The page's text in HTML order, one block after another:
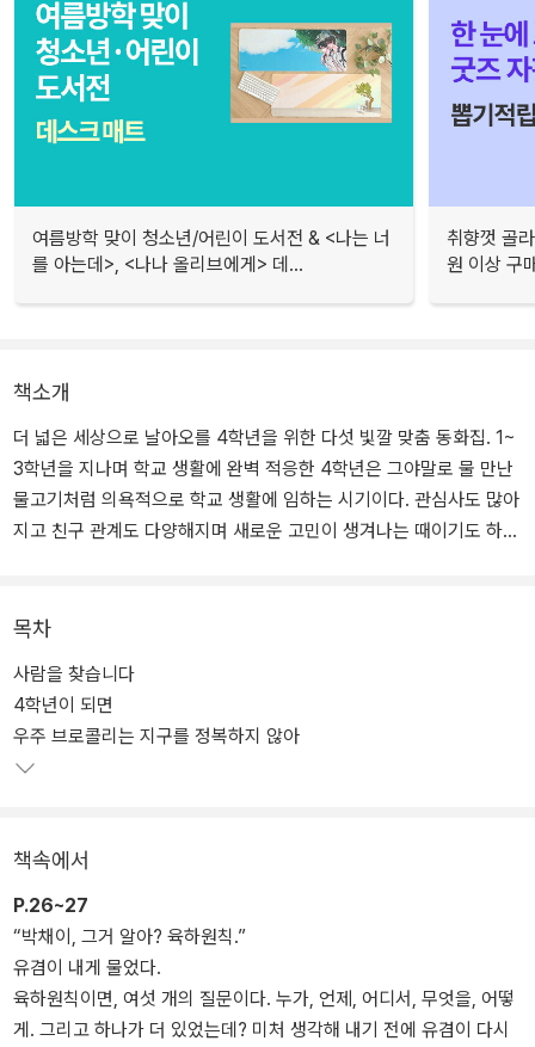
여름방학 맞이 청소년/어린이 도서전 & <나는 너
를 아는데>, <나나 올리브에게> 데...
취향껏 골
원 이상 구
책소개
더 넓은 세상으로 날아오를 4학년을 위한 다섯 빛깔 맞춤 동화집. 1~
3학년을 지나며 학교 생활에 완벽 적응한 4학년은 그야말로 물 만난
물고기처럼 의욕적으로 학교 생활에 임하는 시기이다. 관심사도 많아
지고 친구 관계도 다양해지며 새로운 고민이 생겨나는 때이기도 하
구를 정복하지 않아」’ 「우리는 둥글게 둥글게」’ 「너는 나의 우렁」’ 등 다
목차
사람을 찾습니다
4학년이 되면
우주 브로콜리는 지구를 정복하지 않아
책속에서
P.26~27
“박채이, 그거 알아? 육하원칙.”
유겸이 내게 물었다.
육하원칙이면, 여섯 개의 질문이다. 누가, 언제, 어디서, 무엇을, 어떻
게. 그리고 하나가 더 있었는데? 미처 생각해 내기 전에 유겸이 다시